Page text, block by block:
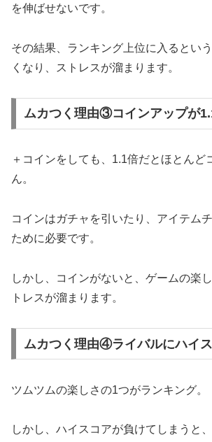
を伸ばせないです。
その結果、ランキング上位に入るとい
くなり、ストレスが溜まります。
ムカつく理由③コインアップが
＋コインをしても、1.1倍だとほとんど
ん。
コインはガチャを引いたり、アイテム
ために必要です。
しかし、コインがないと、ゲームの楽
トレスが溜まります。
ムカつく理由④ライバルにハイ
ツムツムの楽しさの1つがランキング。
しかし、ハイスコアが負けてしまうと